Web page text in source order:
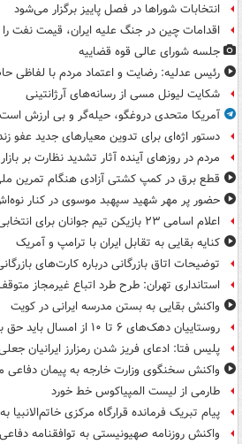
انتخابات شوراها در فصل پاییز برگزار می‌شود
اقدامات چین در جنگ علیه ایران، قیمت نفت را ۳۰ دلار کاهش داد
جلسه شورای عالی قوه قضاییه
رئیس عدلیه: رضایت و اعتماد مردم با لفاظی
شکایت لیونل مسی از رسانه‌های آرژانتینی
آمریکا متحدی دروغگو، حیله‌گر و بی ارزش
دستور اژه‌ای برای تدوین معیارهای جدید عفو
مردم در روزهای آینده آثار تشدید نظارت بر
قطع برق در کمپ کشتی آزادی هنگام تمرین
حضور پر مهر شهید سپهبد موسوی در کنار
اعلام اسامی ۲۳ بازیکن تیم جوانان برای انتخابی جام ملت‌ها
کنایه بقایی به تقابل ایران با ترامپ و آمریک
توضیحات اتاق بازرگانی درباره کارت‌های
استانداری تهران: طرح طرد اتباع غیرمجاز
واکنش بقایی به بستن مدرسه ایرانی در کویت
روستاییان دهک‌های ۶ تا ۱۰ از امسال باید حق بیمه بپردازند
پلیس فتا: ادعای فریز شدن رمزارز ایرانیان
واکنش سخنگوی وزارت خارجه به پیمان دفاعی
طارمی از لیست المپیاکوس خط خورد
پیام تبریک فرمانده قرارگاه مرکزی
واکنش روزنامه صهیونیستی به توافقنامه